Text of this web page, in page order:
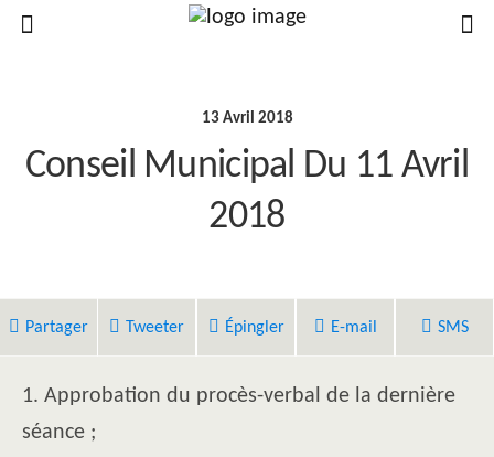
13 Avril 2018
Conseil Municipal Du 11 Avril
2018
Partager Tweeter Épingler E-mail SMS
1. Approbation du procès-verbal de la dernière
séance ;